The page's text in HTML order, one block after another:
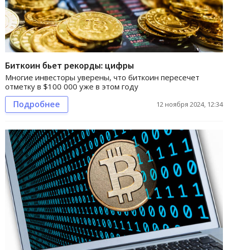
Биткоин бьет рекорды: цифры
Многие инвесторы уверены, что биткоин пересечет
отметку в $100 000 уже в этом году
Подробнее 12 ноября 2024, 12:34